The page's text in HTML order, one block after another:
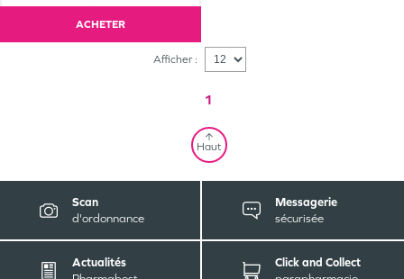
ACHETER
Afficher :
1
Haut
Scan
d'ordonnance
Messagerie
sécurisée
Actualités
Click and Collect